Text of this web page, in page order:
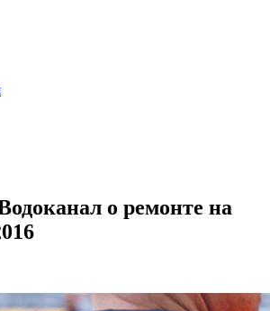
о ремонте на